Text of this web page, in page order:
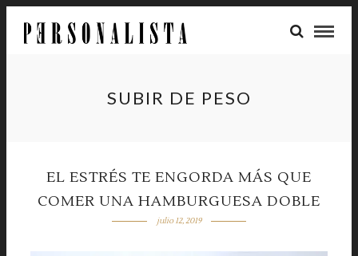
SUBIR DE PESO
EL ESTRÉS TE ENGORDA MÁS QUE
COMER UNA HAMBURGUESA DOBLE
julio 12, 2019